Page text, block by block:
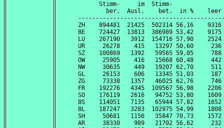
Stimm-     im  Stimm-
ber.  Ausl.    bet.  in %
ZH    894481  21425  502314 56,16
BE    724427  13813  386989 53,42
LU    267190   3912  154716 57,90
UR     26278    415   13297 50,60
SZ    100869   1392   59565 59,05
OW     25905    416   15668 60,48
NW     30635    449   19207 62,70
GL     26153    606   13345 51,03
ZG     73338   1357   46025 62,76
FR    192276   4345  109567 56,98
SO    176119   2616   94752 53,80
BS    114051   7135   65944 57,82
BL    187247   3283  102975 54,99
SH     50681   1156   35847 70,73
AR     38330    989   21702 56,62